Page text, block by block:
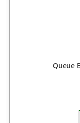
Queue